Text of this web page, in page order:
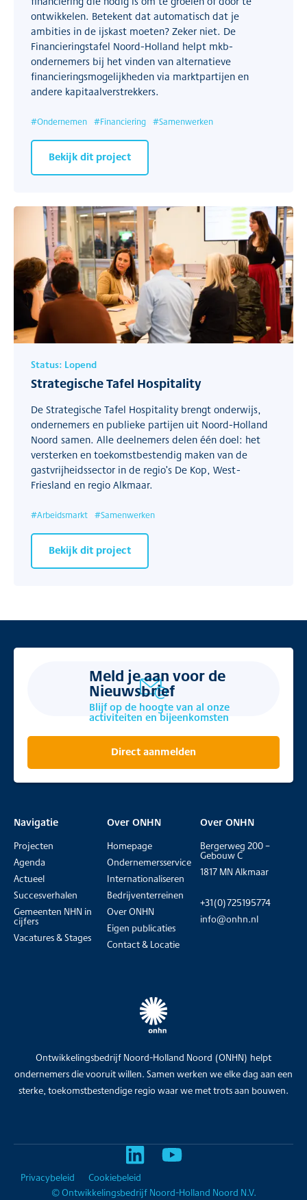
ontwikkelen. Betekent dat automatisch dat je
ambities in de ijskast moeten? Zeker niet. De
Financieringstafel Noord-Holland helpt mkb-
ondernemers bij het vinden van alternatieve
financieringsmogelijkheden via marktpartijen en
andere kapitaalverstrekkers.
#Ondernemen #Financiering #Samenwerken
Bekijk dit project
Status: Lopend
Strategische Tafel Hospitality
De Strategische Tafel Hospitality brengt onderwijs,
ondernemers en publieke partijen uit Noord-Holland
Noord samen. Alle deelnemers delen één doel: het
versterken en toekomstbestendig maken van de
gastvrijheidssector in de regio’s De Kop, West-
Friesland en regio Alkmaar.
#Arbeidsmarkt #Samenwerken
Bekijk dit project
Meld je aan voor de
Nieuwsbrief
Blijf op de hoogte van al onze
activiteiten en bijeenkomsten
Direct aanmelden
Ontwikkelingsbedrijf Noord-Holland Noord (ONHN) helpt
ondernemers die vooruit willen. Samen werken we elke dag aan een
sterke, toekomstbestendige regio waar we met trots aan bouwen.
Navigatie
Projecten
Agenda
Actueel
Succesverhalen
Gemeenten NHN in
cijfers
Vacatures & Stages
Over ONHN
Homepage
Ondernemersservice
Internationaliseren
Bedrijventerreinen
Over ONHN
Eigen publicaties
Contact & Locatie
Over ONHN
Bergerweg 200 –
Gebouw C
1817 MN Alkmaar
+31(0)725195774
info@onhn.nl
© Ontwikkelingsbedrijf Noord-Holland Noord N.V.
Privacybeleid Cookiebeleid